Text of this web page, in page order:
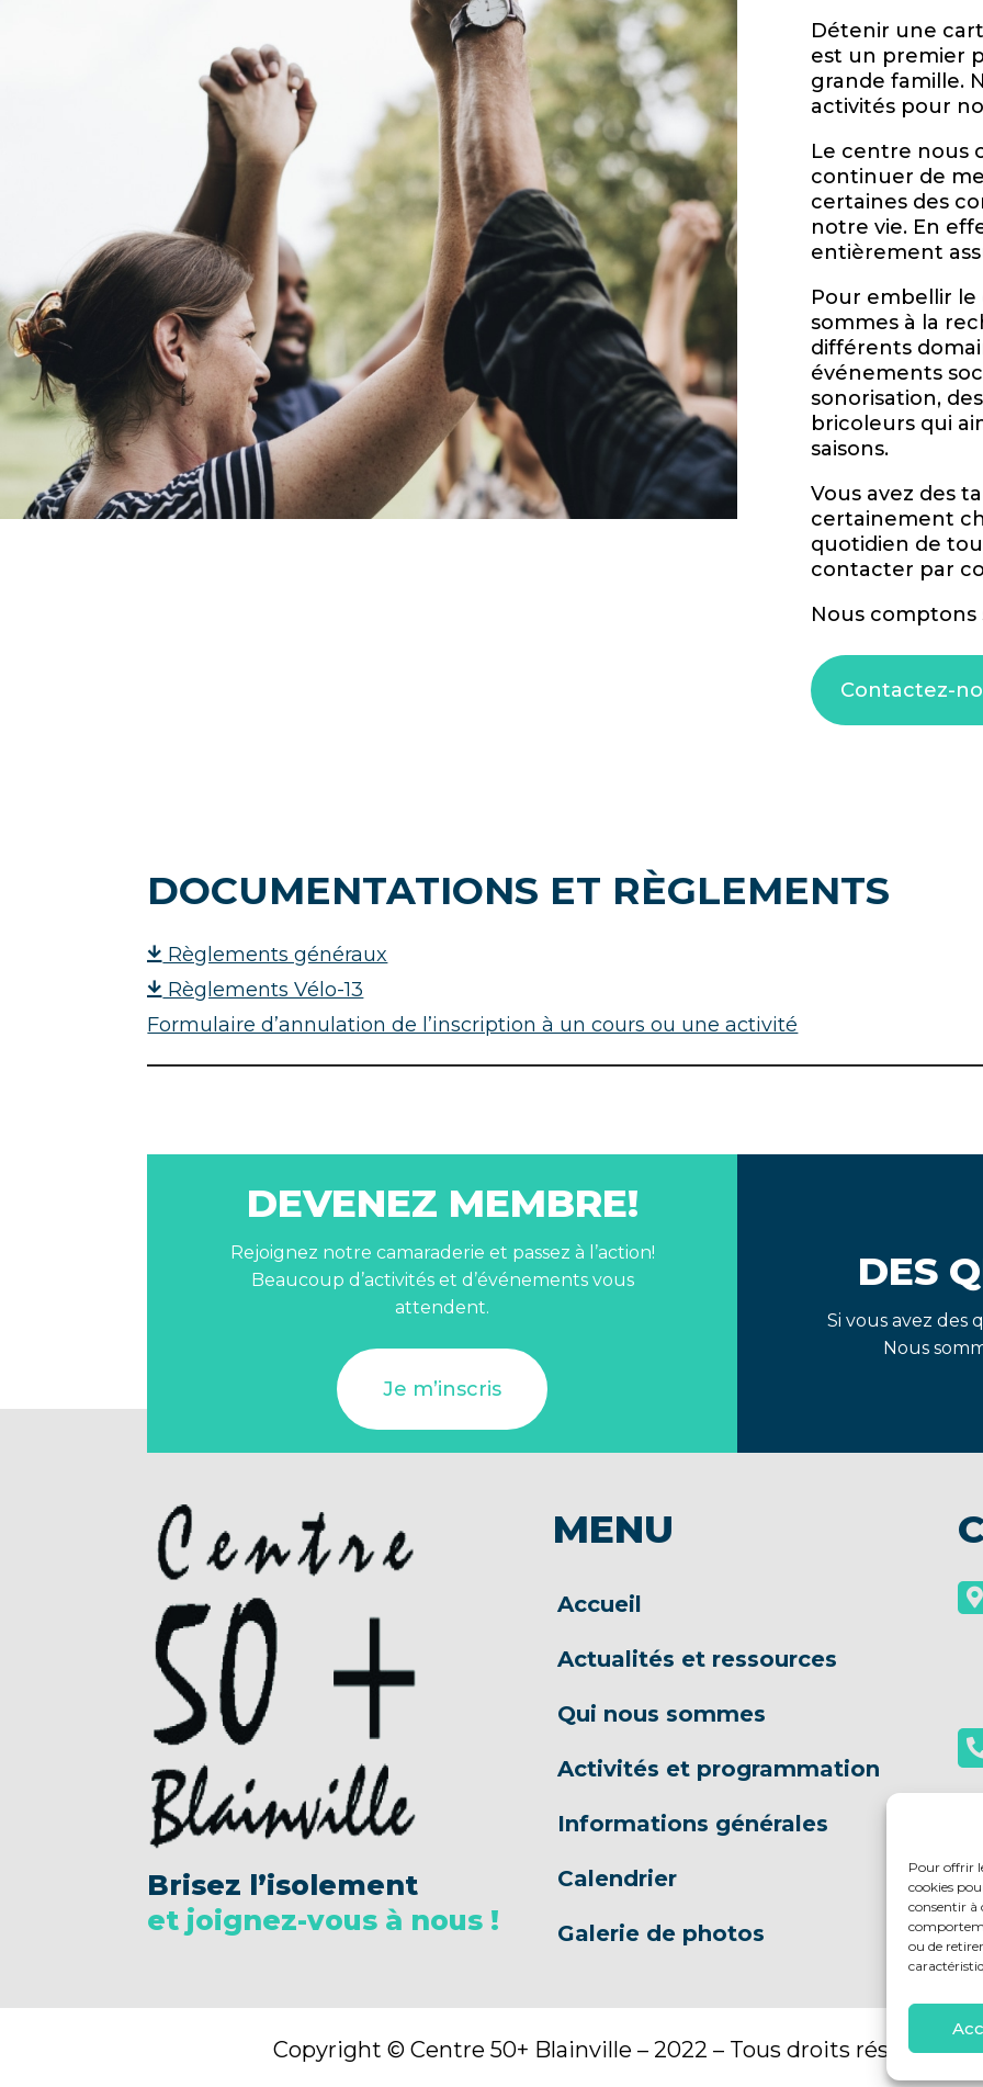
Pour offrir
cookies
consentir à
ou de
Détenir une
est un premier
grande famille.
activités pour
Le centre nous
continuer de
certaines des
notre vie. En
entièrement
Pour embellir
sommes à la
différents
événements
sonorisation,
bricoleurs qui
saisons.
Vous avez des
certainement
quotidien de
contacter par
Nous comptons
Contactez-
DOCUMENTATIONS ET RÈGLEMENTS
Règlements généraux
Règlements Vélo-13
Formulaire d’annulation de l’inscription à un cours ou une activité
DEVENEZ MEMBRE!
Rejoignez notre camaraderie et passez à l’action!
Beaucoup d’activités et d’événements vous
attendent.
Je m’inscris
DES
Si vous avez des
Nous
Brisez l’isolement
et joignez-vous à nous !
MENU
Accueil
Actualités et ressources
Qui nous sommes
Activités et programmation
Informations générales
Calendrier
Galerie de photos

Copyright © Centre 50+ Blainville – 2022 – Tous droits réservés |